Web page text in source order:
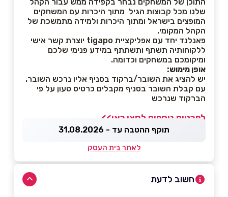
שלנו מכל קבוצות הגיל מתוך היכרות עם המשחקים
המופצים בישראל ומתוך היכרות ולמידה מתמשכת של
הקהל המקומי.
פאנלנד יחד עם אפליקציית tigapo יוצרת קשר אישי
ללקוחותיה תשתף ותשתתף במידע פנימי שלכם
ומיקומכם במשחקים וכדומה.
אופן מימוש:
יש להציג את השובר/ברקוד בסניף אליו נרכש השובר.
עם קבלת השובר בסניף מקבלים כרטיס טעון על פי
הברקוד שנרכש
לפרטים נוספים לחצו כאן>>
תוקף ההטבה עד - 31.08.2026
לאתר בית העסק
חשוב לדעת